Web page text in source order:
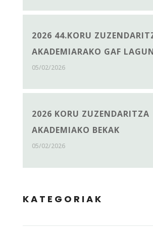
2026 44.KORU
AKADEMIARAKO GAF
05/02/2026
2026 KORU ZUZENDARITZA
AKADEMIAKO BEKAK
05/02/2026
KATEGORIAK